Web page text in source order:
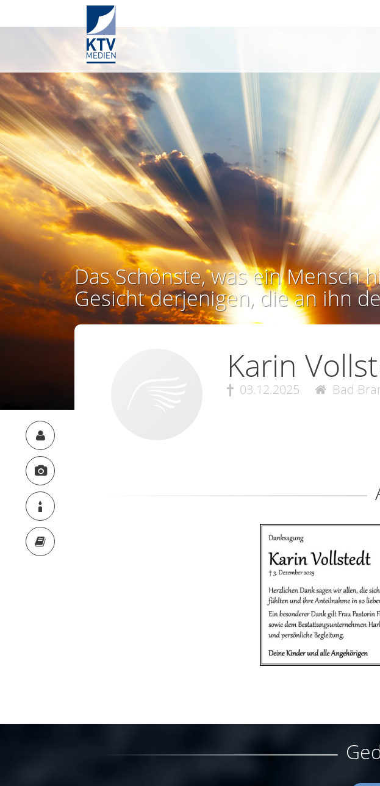
Das Schönste, was ein Mensch
Gesicht derjenigen, die an ihn
Karin
03.12.2025 Bad